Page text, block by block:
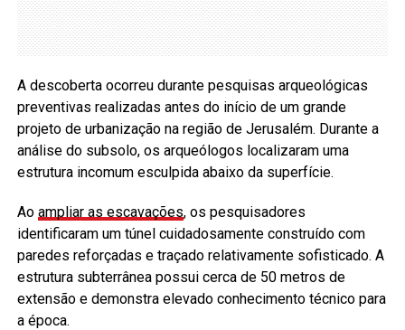
A descoberta ocorreu durante pesquisas arqueológicas
preventivas realizadas antes do início de um grande
projeto de urbanização na região de Jerusalém. Durante a
análise do subsolo, os arqueólogos localizaram uma
estrutura incomum esculpida abaixo da superfície.
Ao ampliar as escavações, os pesquisadores
identificaram um túnel cuidadosamente construído com
paredes reforçadas e traçado relativamente sofisticado. A
estrutura subterrânea possui cerca de 50 metros de
extensão e demonstra elevado conhecimento técnico para
a época.